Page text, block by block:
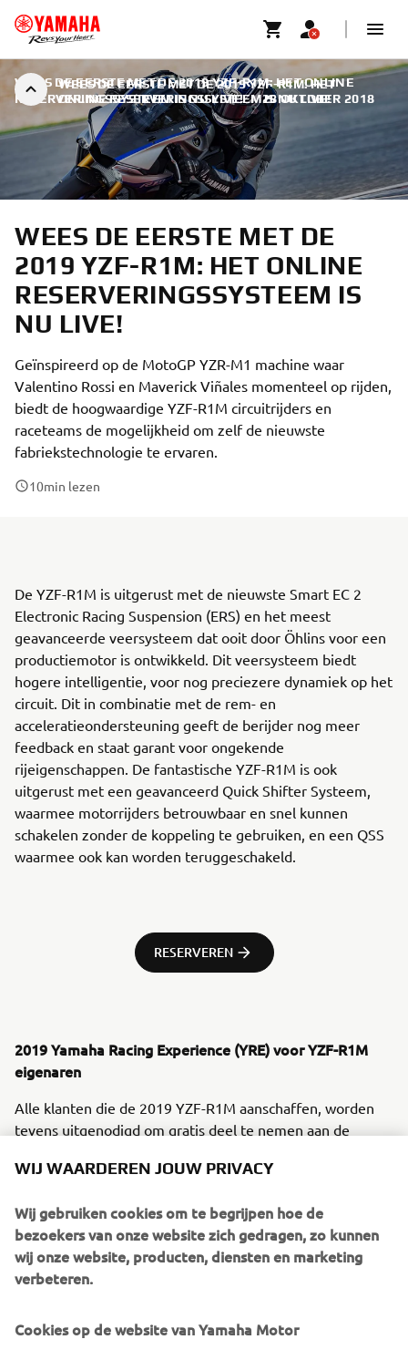
WEES DE EERSTE MET DE 2019 YZF-R1M: HET
ONLINE RESERVERINGSSYSTEEM IS NU LIVE!
WEES DE EERSTE MET DE 2019 YZF-R1M: HET ONLINE
RESERVERINGSSYSTEEM IS NU LIVE! | 28 OKTOBER 2018
WEES DE EERSTE MET DE
2019 YZF-R1M: HET ONLINE
RESERVERINGSSYSTEEM IS
NU LIVE!
Geïnspireerd op de MotoGP YZR-M1 machine waar
Valentino Rossi en Maverick Viñales momenteel op rijden,
biedt de hoogwaardige YZF-R1M circuitrijders en
raceteams de mogelijkheid om zelf de nieuwste
fabriekstechnologie te ervaren.
10min lezen
De YZF-R1M is uitgerust met de nieuwste Smart EC 2
Electronic Racing Suspension (ERS) en het meest
geavanceerde veersysteem dat ooit door Öhlins voor een
productiemotor is ontwikkeld. Dit veersysteem biedt
hogere intelligentie, voor nog preciezere dynamiek op het
circuit. Dit in combinatie met de rem- en
acceleratieondersteuning geeft de berijder nog meer
feedback en staat garant voor ongekende
rijeigenschappen. De fantastische YZF-R1M is ook
uitgerust met een geavanceerd Quick Shifter Systeem,
waarmee motorrijders betrouwbaar en snel kunnen
schakelen zonder de koppeling te gebruiken, en een QSS
waarmee ook kan worden teruggeschakeld.
RESERVEREN
2019 Yamaha Racing Experience (YRE) voor YZF-R1M
eigenaren
Alle klanten die de 2019 YZF-R1M aanschaffen, worden
tevens uitgenodigd om gratis deel te nemen aan de
in de lente van 2019 zal plaatsvinden op een van de grote
van een R1M om de legendarische wereld van Yamaha
Racing te betreden. Net als de YZF-R1M beschikt de
Yamaha Racing Experience over het pure Yamaha Racing
DNA. Dit unieke meerdaagse evenement geeft
machine te ontdekken. Klanten kunnen deelnemen aan
WIJ WAARDEREN JOUW PRIVACY
Wij gebruiken cookies om te begrijpen hoe de
bezoekers van onze website zich gedragen, zo kunnen
wij onze website, producten, diensten en marketing
verbeteren.
Cookies op de website van Yamaha Motor